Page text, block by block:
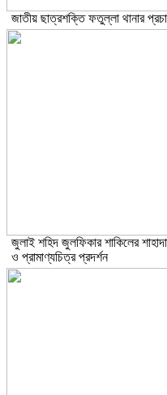
জাতীয় ছাত্রশক্তি ফতুল্লা থানার
​জুলাই শহিদ জুলফিকার শাকিলের
ও প্রামাণ্যচিত্র প্রদর্শন